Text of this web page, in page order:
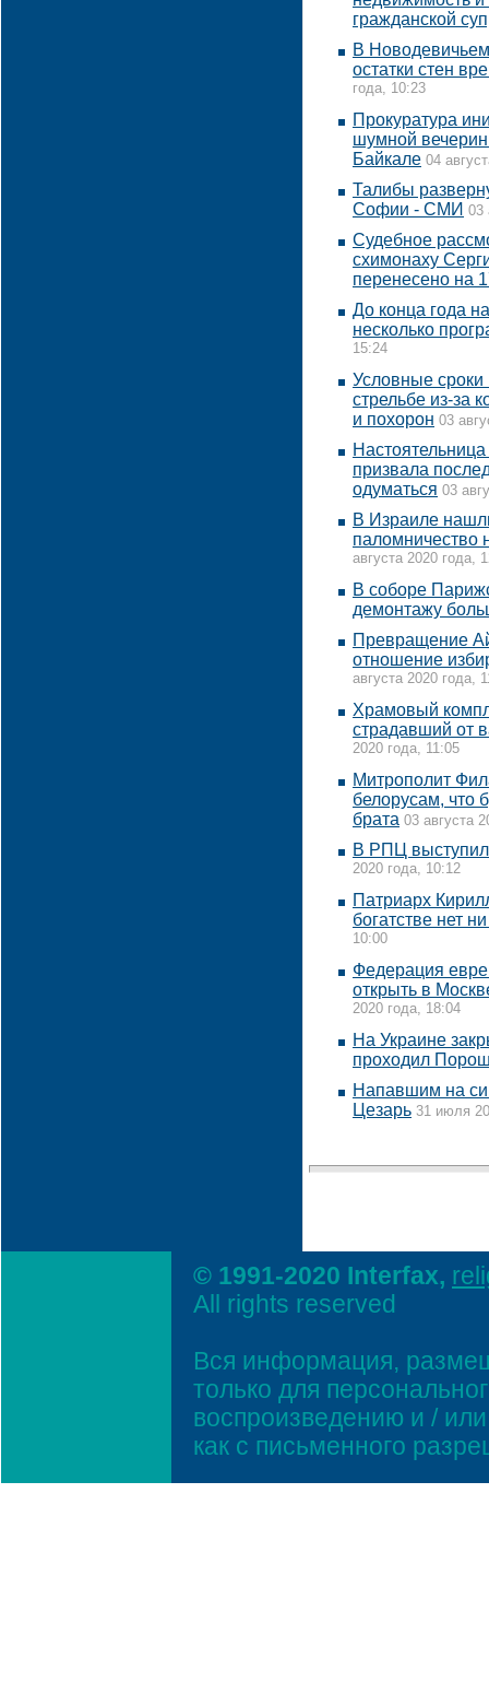
гражданской
В
остатки стен
года, 10:23
Прокуратура
шумной
Байкале 04
Талибы
Софии - СМИ 03
Судебное
схимонаху
перенесено на
До конца года
несколько
15:24
Условные
стрельбе из-за
и похорон 03
призвала
одуматься 03
В Израиле
паломничество
августа 2020 года,
В соборе
демонтажу
Превращение
отношение
августа 2020 года,
Храмовый
страдавший от
2020 года, 11:05
Митрополит
белорусам, что
брата 03 августа
В РПЦ
2020 года, 10:12
Патриарх
богатстве нет
10:00
Федерация
открыть в
2020 года, 18:04
На Украине
проходил
Напавшим на
Цезарь 31 июля
© 1991-2020 Interfax,
All rights reserved
Вся информация,
только для
воспроизведению и /
как с письменного